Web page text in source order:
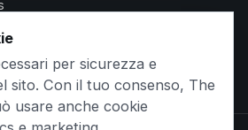
per sicurezza e
sito. Con il tuo consenso, The
usare anche cookie